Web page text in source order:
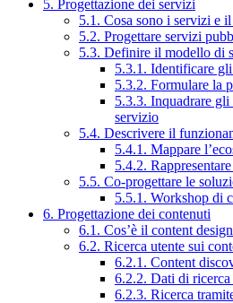
5. Progettazione dei servizi
5.1. Cosa sono i servizi e
5.2. Progettare servizi
5.3. Definire il modello di
5.3.1. Identificare
5.3.2. Formulare la
5.3.3. Inquadrare
servizio
5.4. Descrivere il
5.4.1. Mappare
5.4.2.
5.5. Co-progettare le
5.5.1. Workshop di
6. Progettazione dei contenuti
6.1. Cos’è il content design
6.2. Ricerca utente sui
6.2.1. Content
6.2.2. Dati di
6.2.3. Ricerca